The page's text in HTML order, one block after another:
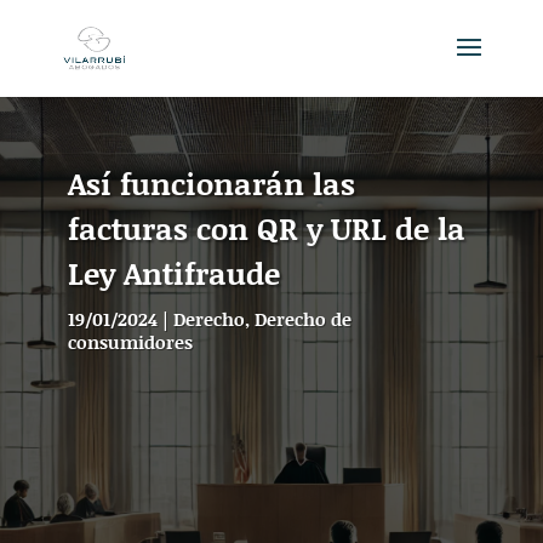
Así funcionarán las
facturas con QR y URL de la
Ley Antifraude
19/01/2024 | Derecho,Derecho de
consumidores